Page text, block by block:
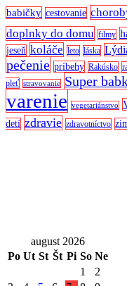
babičky cestovanie
doplnky do domu filmy
jeseň koláče leto láska
pečenie príbehy Rakúsko
pleť stravovanie Super
varenie vegetariánstvo
detí zdravie zdravotníctvo
august 2026
Po Ut St Št Pi So Ne
1
2